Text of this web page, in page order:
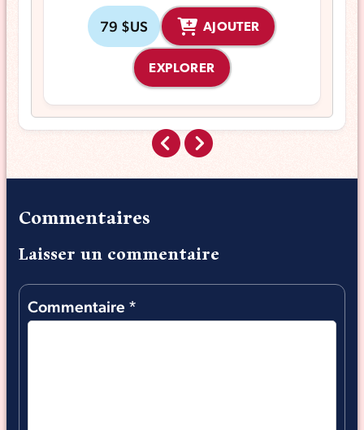
79 $US AJOUTER
EXPLORER
Commentaires
Laisser un commentaire
Commentaire *